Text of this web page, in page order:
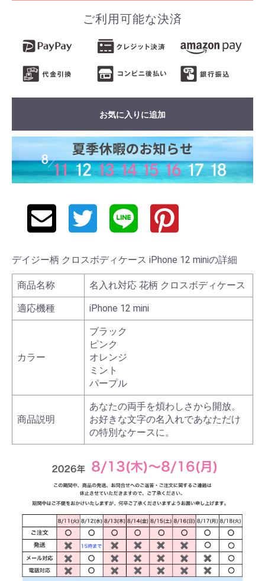
ご利用可能な決済
お気に入りに追加
デイジー柄 クロスボディケース iPhone 12 miniの詳細
商品名称 名入れ対応 花柄 クロスボディケース
適応機種 iPhone 12 mini
カラー
ブラック
ピンク
オレンジ
ミント
パープル
商品説明
あなたの両手を煩わしさから開放。
お好きな文字の名入れであなただけ
の特別なケースに。